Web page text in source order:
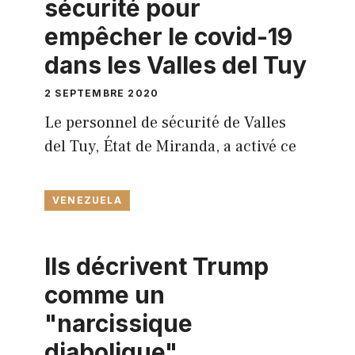
sécurité pour
empêcher le covid-19
dans les Valles del Tuy
2 SEPTEMBRE 2020
Le personnel de sécurité de Valles
del Tuy, État de Miranda, a activé ce
VENEZUELA
Ils décrivent Trump
comme un
"narcissique